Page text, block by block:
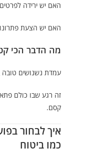
האם יש ירידה
האם יש הצעת
מה הדבר הכי
עמדת נשנושים טובה
זה רגע שבו כולם
קסם.
איך לבחור
כמו ביטוח